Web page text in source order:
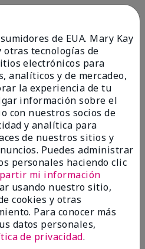
Regimen
a un amigo
útil esta
de EUA. Mary Kay
otras tecnologías de
electrónicos para
analíticos y de mercadeo,
la experiencia de tu
información sobre el
con nuestros socios de
y analítica para
de nuestros sitios y
Puedes administrar
personales haciendo clic
mi información
usando nuestro sitio,
cookies y otras
Para conocer más
datos personales,
de privacidad.